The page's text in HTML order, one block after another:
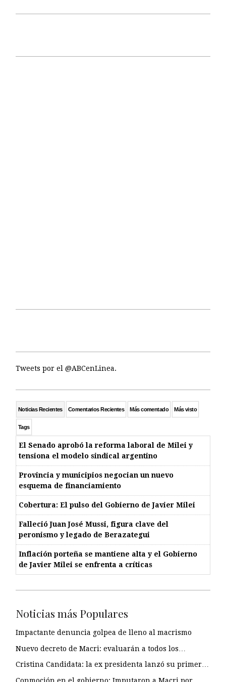
Tweets por el @ABCenLinea.
Noticias Recientes Comentarios Recientes Más comentado Más visto
Tags
El Senado aprobó la reforma laboral de Milei y
tensiona el modelo sindical argentino
Provincia y municipios negocian un nuevo
esquema de financiamiento
Cobertura: El pulso del Gobierno de Javier Milei
Falleció Juan José Mussi, figura clave del
peronismo y legado de Berazategui
Inflación porteña se mantiene alta y el Gobierno
de Javier Milei se enfrenta a críticas
Noticias más Populares
Impactante denuncia golpea de lleno al macrismo
Nuevo decreto de Macri: evaluarán a todos los…
Cristina Candidata: la ex presidenta lanzó su primer…
Conmoción en el gobierno: Imputaron a Macri por…